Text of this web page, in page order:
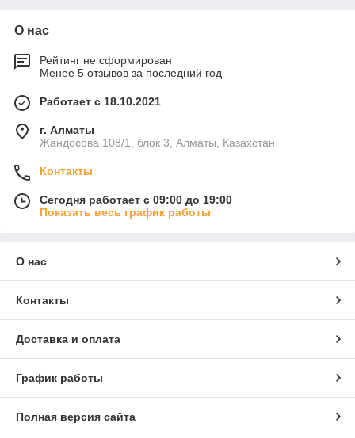
О нас
Рейтинг не сформирован
Менее 5 отзывов за последний год
Работает с 18.10.2021
г. Алматы
Жандосова 108/1, блок 3, Алматы, Казахстан
Контакты
Сегодня работает с 09:00 до 19:00
Показать весь график работы
О нас
Контакты
Доставка и оплата
График работы
Полная версия сайта